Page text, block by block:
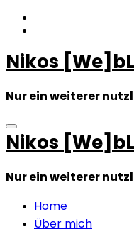
Zum
Inhalt
Nikos
Nur ein weiterer
Nikos
Nur ein weiterer
Home
Über mich